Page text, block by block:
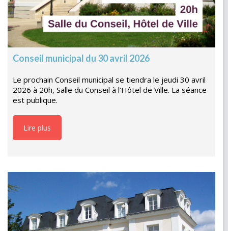
Conseil municipal du 30 avril 2026
Le prochain Conseil municipal se tiendra le jeudi 30 avril
2026 à 20h, Salle du Conseil à l’Hôtel de Ville. La séance
est publique.
Lire plus